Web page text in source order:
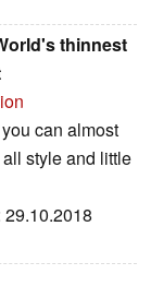
thinnest
can almost
style and little